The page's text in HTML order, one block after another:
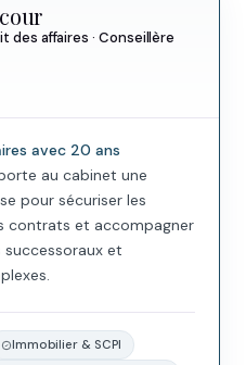
des affaires · Conseillère
avec 20 ans
au cabinet une
pour sécuriser les
contrats et accompagner
successoraux et
Immobilier & SCPI